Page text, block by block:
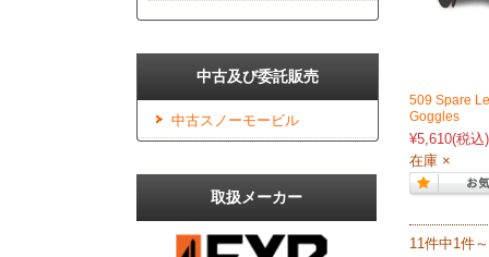
509 Spare
Goggles
¥5,610(税込)
在庫 ×
11件中1件
中古及び委託販売
中古スノーモービル
取扱メーカー